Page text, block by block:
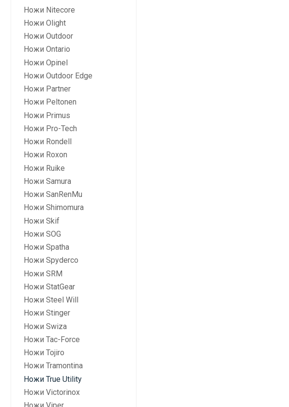
Ножи Nitecore
Ножи Olight
Ножи Outdoor
Ножи Ontario
Ножи Opinel
Ножи Outdoor Edge
Ножи Partner
Ножи Peltonen
Ножи Primus
Ножи Pro-Tech
Ножи Rondell
Ножи Roxon
Ножи Ruike
Ножи Samura
Ножи SanRenMu
Ножи Shimomura
Ножи Skif
Ножи SOG
Ножи Spatha
Ножи Spyderco
Ножи SRM
Ножи StatGear
Ножи Steel Will
Ножи Stinger
Ножи Swiza
Ножи Tac-Force
Ножи Tojiro
Ножи Tramontina
Ножи True Utility
Ножи Victorinox